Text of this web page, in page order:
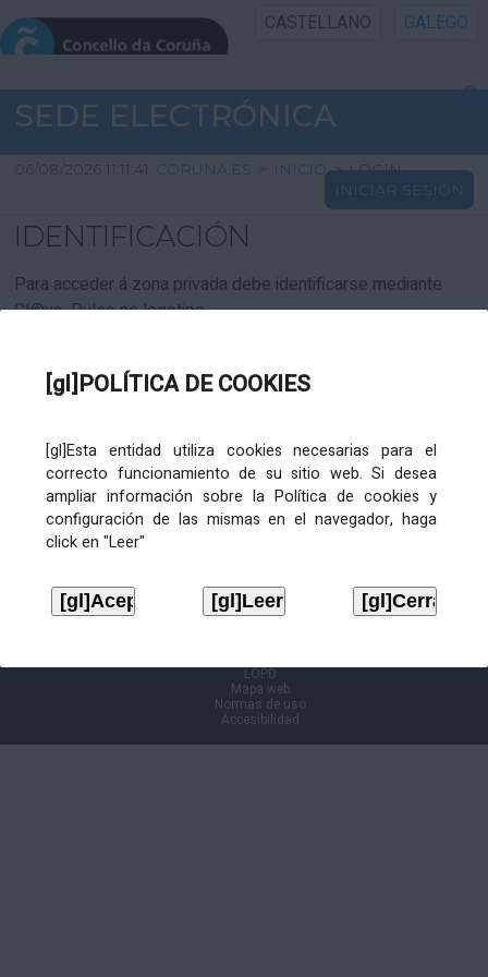
[gl]POLÍTICA DE COOKIES
[gl]Esta entidad utiliza cookies necesarias para el
correcto funcionamiento de su sitio web. Si desea
ampliar información sobre la Política de cookies y
configuración de las mismas en el navegador, haga
click en "Leer"
CASTELLANO GALEGO
INICIO SEDE
INICIO
INFORMACIÓN PÚBLICA
CARTAFOL CIDADÁN
SEDE ELECTRÓNICA
06/08/2026 11:11:41 CORUNA.ES > INICIO > LOGIN
INICIAR SESIÓN
IDENTIFICACIÓN
Para acceder á zona privada debe identificarse mediante
Cl@ve. Pulse no logotipo
LOPD
Mapa web
Normas de uso
Accesibilidad